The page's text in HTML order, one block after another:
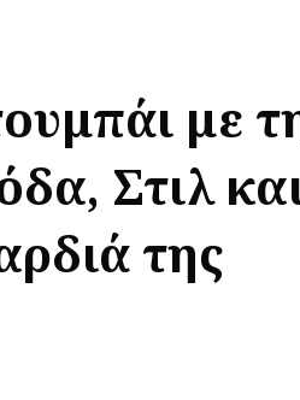
με
Στιλ
της